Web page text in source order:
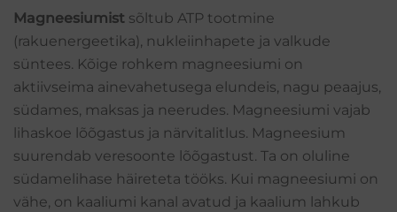
Magneesiumist sõltub ATP tootmine
(rakuenergeetika), nukleiinhapete ja valkude
süntees. Kõige rohkem magneesiumi on
aktiivseima ainevahetusega elundeis, nagu peaajus,
südames, maksas ja neerudes. Magneesiumi vajab
lihaskoe lõõgastus ja närvitalitlus. Magneesium
suurendab veresoonte lõõgastust. Ta on oluline
südamelihase häireteta tööks. Kui magneesiumi on
vähe, on kaaliumi kanal avatud ja kaalium lahkub